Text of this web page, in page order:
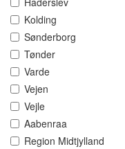
Kolding
Sønderborg
Tønder
Varde
Vejen
Vejle
Aabenraa
Region Midtjylland